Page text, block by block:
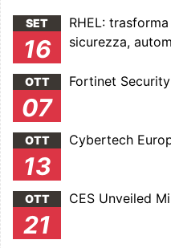
SET
16
RHEL:
sicurezza,
OTT
07
Fortinet
OTT
13
Cybertech
OTT
21
CES Unveiled